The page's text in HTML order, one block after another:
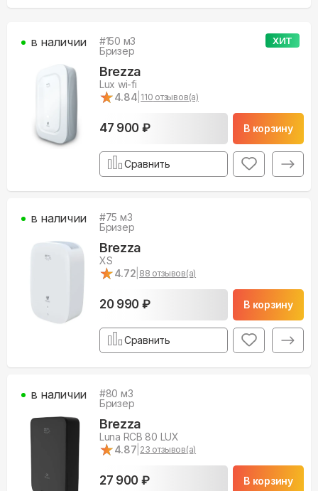
ХИТ
#150 м3
Бризер
Brezza
Lux wi-fi
★
★4.84 110 отзывов(а)
47 900 ₽ В корзину
в наличии
Сравнить
#75 м3
Бризер
Brezza
XS
★
★4.72 88 отзывов(а)
20 990 ₽ В корзину
в наличии
Сравнить
#80 м3
Бризер
Brezza
Luna RCB 80 LUX
★
★4.87 23 отзывов(а)
27 900 ₽ В корзину
в наличии